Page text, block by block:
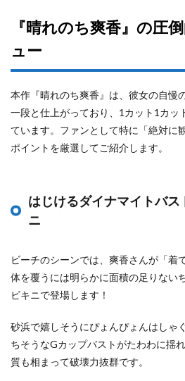
『晴れのち爽香』の圧
ュー
本作『晴れのち爽香』は、彼女の自慢
一段と仕上がっており、1カット1カッ
ています。ファンとして特に「絶対に
ポイントを厳選してご紹介します。
はじけるダイナマイトバ
ニ
ビーチのシーンでは、爽香さんが「着
体を覆うには明らかに面積の足りない
ビキニで登場します！
砂浜で嬉しそうにぴょんぴょんはしゃ
ちそうなGカップバストがたわわに揺
質も相まって破壊力抜群です。